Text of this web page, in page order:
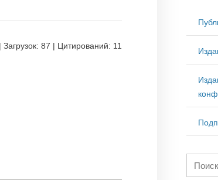
| Загрузок: 87 | Цитирований: 11